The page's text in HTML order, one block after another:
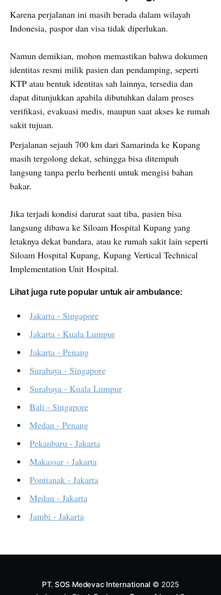
Karena perjalanan ini masih berada dalam wilayah
Indonesia, paspor dan visa tidak diperlukan.
Namun demikian, mohon memastikan bahwa dokumen
identitas resmi milik pasien dan pendamping, seperti
KTP atau bentuk identitas sah lainnya, tersedia dan
dapat ditunjukkan apabila dibutuhkan dalam proses
verifikasi, evakuasi medis, maupun saat akses ke rumah
sakit tujuan.
Perjalanan sejauh 700 km dari Samarinda ke Kupang
masih tergolong dekat, sehingga bisa ditempuh
langsung tanpa perlu berhenti untuk mengisi bahan
bakar.
Jika terjadi kondisi darurat saat tiba, pasien bisa
langsung dibawa ke Siloam Hospital Kupang yang
letaknya dekat bandara, atau ke rumah sakit lain seperti
Siloam Hospital Kupang, Kupang Vertical Technical
Implementation Unit Hospital.
Lihat juga rute popular untuk air ambulance:
Jakarta - Singapore
Jakarta - Kuala Lumpur
Jakarta - Penang
Surabaya - Singapore
Surabaya - Kuala Lumpur
Bali - Singapore
Medan - Penang
Pekanbaru - Jakarta
Makassar - Jakarta
Pontianak - Jakarta
Medan - Jakarta
Jambi - Jakarta
PT. SOS Medevac International © 2025